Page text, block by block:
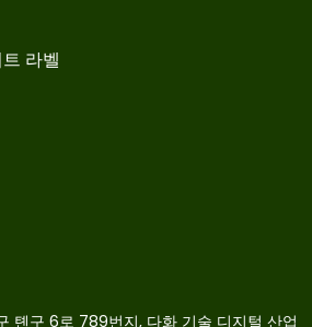
라벨
톈구 6로 789번지, 다화 기술 디지털 산업